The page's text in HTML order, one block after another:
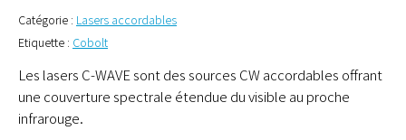
Catégorie : Lasers accordables
Etiquette : Cobolt
Les lasers C-WAVE sont des sources CW accordables offrant
une couverture spectrale étendue du visible au proche
infrarouge.